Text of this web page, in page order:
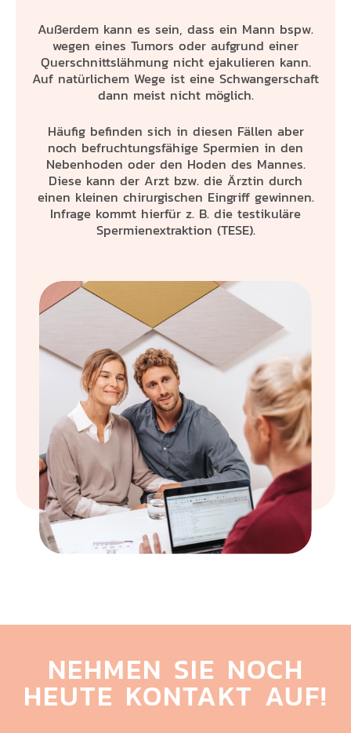
Außerdem kann es sein, dass ein Mann bspw.
wegen eines Tumors oder aufgrund einer
Querschnittslähmung nicht ejakulieren kann.
Auf natürlichem Wege ist eine Schwangerschaft
dann meist nicht möglich.
Häufig befinden sich in diesen Fällen aber
noch befruchtungsfähige Spermien in den
Nebenhoden oder den Hoden des Mannes.
Diese kann der Arzt bzw. die Ärztin durch
einen kleinen chirurgischen Eingriff gewinnen.
Infrage kommt hierfür z. B. die testikuläre
Spermienextraktion (TESE).
NEHMEN SIE NOCH
HEUTE KONTAKT AUF!